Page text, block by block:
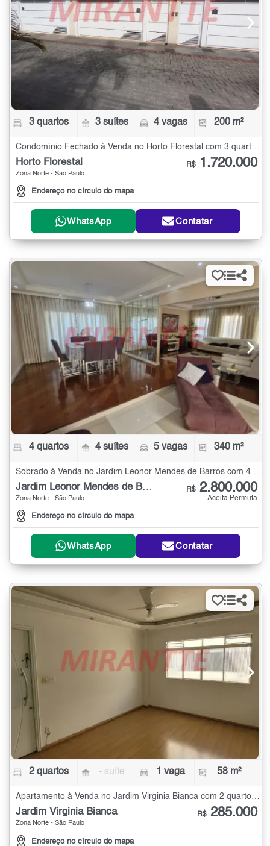
3 quartos 3 suítes 4 vagas 200 m²
Condomínio Fechado à Venda no Horto Florestal com 3 quartos - 200 m²
Horto Florestal
Zona Norte - São Paulo
Endereço no círculo do mapa
R$ 1.720.000
WhatsApp Contatar
4 quartos 4 suítes 5 vagas 340 m²
Sobrado à Venda no Jardim Leonor Mendes de Barros com 4 quartos - 340 m²
Jardim Leonor Mendes de Barros
Zona Norte - São Paulo
Endereço no círculo do mapa
R$ 2.800.000
Aceita Permuta
WhatsApp Contatar
2 quartos - suíte 1 vaga 58 m²
Apartamento à Venda no Jardim Virginia Bianca com 2 quartos - 58 m²
Jardim Virginia Bianca
Zona Norte - São Paulo
Endereço no círculo do mapa
R$ 285.000